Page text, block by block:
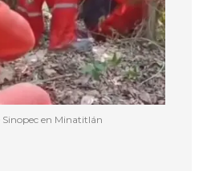
Sinopec en Minatitlán